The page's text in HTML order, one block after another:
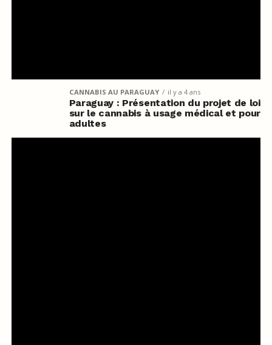
CANNABIS AU PARAGUAY il y a 4 ans
Paraguay : Présentation du projet de loi
sur le cannabis à usage médical et pour
adultes